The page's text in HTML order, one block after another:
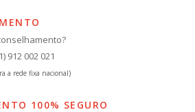
912 002 021
a rede fixa nacional)
100% SEGURO